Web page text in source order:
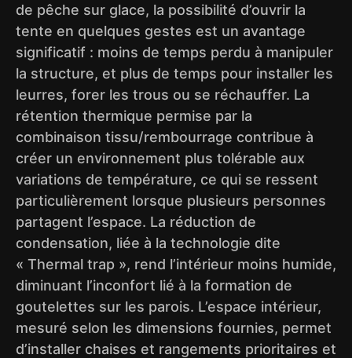
de pêche sur glace, la possibilité d’ouvrir la
tente en quelques gestes est un avantage
significatif : moins de temps perdu à manipuler
la structure, et plus de temps pour installer les
leurres, forer les trous ou se réchauffer. La
rétention thermique permise par la
combinaison tissu/rembourrage contribue à
créer un environnement plus tolérable aux
variations de température, ce qui se ressent
particulièrement lorsque plusieurs personnes
partagent l’espace. La réduction de
condensation, liée à la technologie dite
« Thermal trap », rend l’intérieur moins humide,
diminuant l’inconfort lié à la formation de
goutelettes sur les parois. L’espace intérieur,
mesuré selon les dimensions fournies, permet
d’installer chaises et rangements prioritaires et